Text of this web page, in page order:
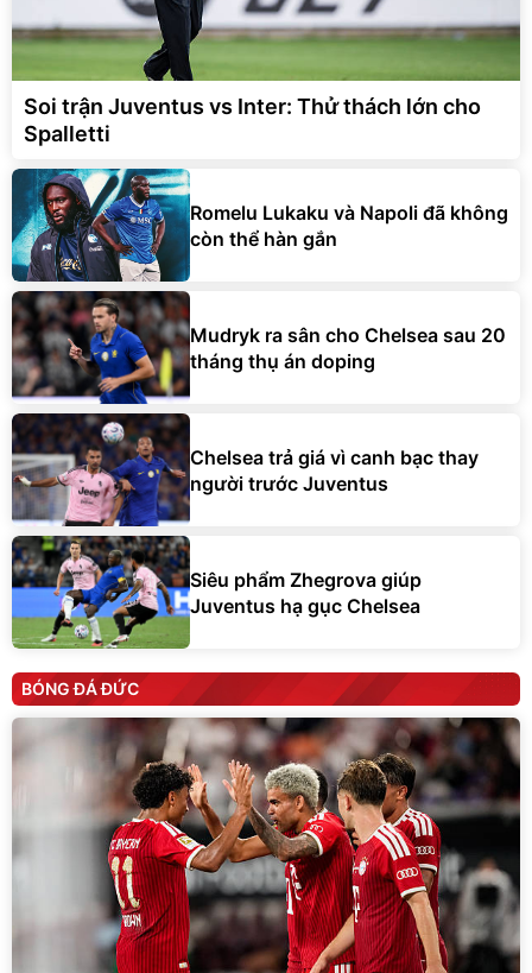
Soi trận Juventus vs Inter: Thử thách lớn cho
Spalletti
Romelu Lukaku và Napoli đã không
còn thể hàn gắn
Mudryk ra sân cho Chelsea sau 20
tháng thụ án doping
Chelsea trả giá vì canh bạc thay
người trước Juventus
Siêu phẩm Zhegrova giúp
Juventus hạ gục Chelsea
BÓNG ĐÁ ĐỨC